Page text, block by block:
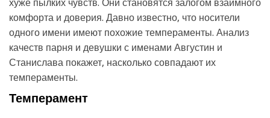
хуже пылких чувств. Они становятся залогом взаимного
комфорта и доверия. Давно известно, что носители
одного имени имеют похожие темпераменты. Анализ
качеств парня и девушки с именами Августин и
Станислава покажет, насколько совпадают их
темпераменты.
Темперамент